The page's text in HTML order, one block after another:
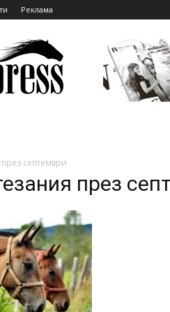
Реклама
септември
през